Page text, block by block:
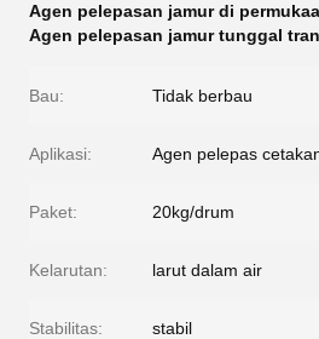
Agen pelepasan jamur di
Agen pelepasan jamur tunggal
Bau: Tidak berbau
Aplikasi: Agen pelepas
Paket: 20kg/drum
Kelarutan: larut dalam air
Stabilitas: stabil